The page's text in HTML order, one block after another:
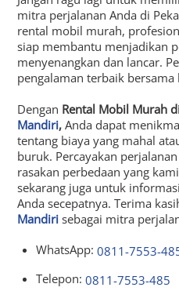
mitra perjalanan Anda di
rental mobil murah,
siap membantu menjadikan
menyenangkan dan lancar.
pengalaman terbaik bersama
Dengan Rental Mobil Murah
Mandiri, Anda dapat
tentang biaya yang mahal
buruk. Percayakan
rasakan perbedaan yang
sekarang juga untuk
Anda secepatnya. Terima
Mandiri sebagai mitra
WhatsApp:0811-7553-
Telepon:0811-7553-485